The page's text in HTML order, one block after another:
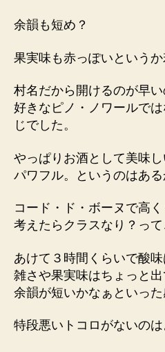
余韻も短め？
果実味も赤っぽいというか
村名だから開けるのが早い
好きなピノ・ノワールで
じでした。
やっぱりお酒として美味
パワフル。というのはある
コード・ド・ボーヌで高
考えたらクラスなり？っ
あけて３時間くらいで酸
雑さや果実味はちょっと
余韻が短いかなぁといった
特段悪いトコロがないのは